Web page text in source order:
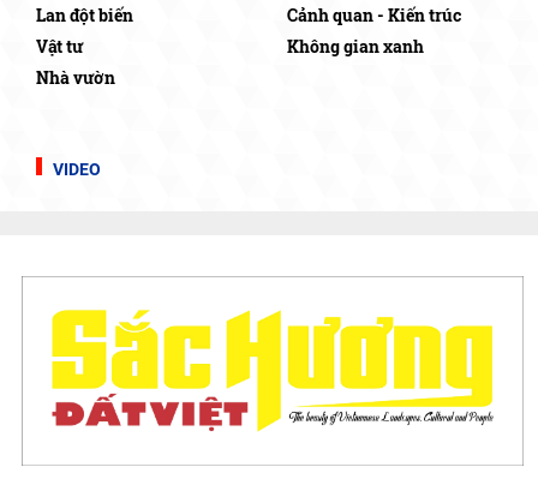
Lan đột biến
Vật tư
Nhà vườn
Cảnh quan - Kiến trúc
Không gian xanh
VIDEO